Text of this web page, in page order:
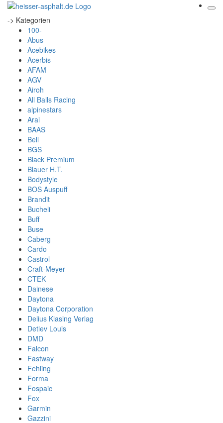
-> Kategorien
100-
Abus
Acebikes
Acerbis
AFAM
AGV
Airoh
All Balls Racing
alpinestars
Arai
BAAS
Bell
BGS
Black Premium
Blauer H.T.
Bodystyle
BOS Auspuff
Brandit
Bucheli
Buff
Buse
Caberg
Cardo
Castrol
Craft-Meyer
CTEK
Dainese
Daytona
Daytona Corporation
Delius Klasing Verlag
Detlev Louis
DMD
Falcon
Fastway
Fehling
Forma
Fospaic
Fox
Garmin
Gazzini